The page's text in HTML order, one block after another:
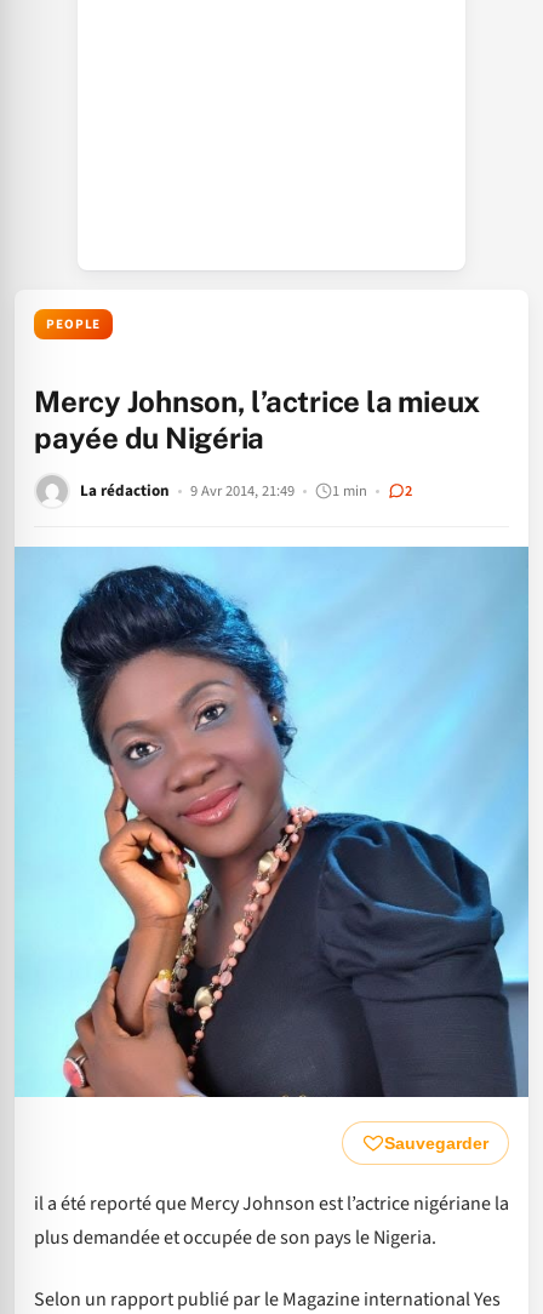
PEOPLE
Mercy Johnson, l’actrice la mieux
payée du Nigéria
La rédaction 9 Avr 2014, 21:49 1 min 2
Sauvegarder
il a été reporté que Mercy Johnson est l’actrice nigériane la
plus demandée et occupée de son pays le Nigeria.
Selon un rapport publié par le Magazine international Yes